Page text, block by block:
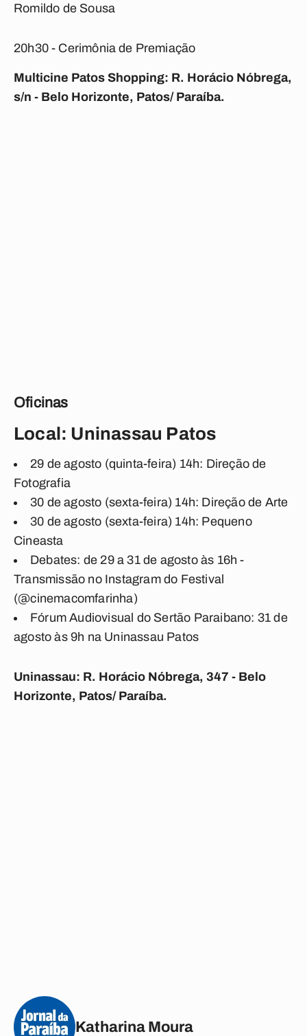
Romildo de Sousa
​20h30 - Cerimônia de Premiação
Multicine Patos Shopping: R. Horácio Nóbrega,
s/n - Belo Horizonte, Patos/ Paraíba.
Oficinas
Local: Uninassau Patos
29 de agosto (quinta-feira) 14h: Direção de
Fotografia
30 de agosto (sexta-feira) 14h: Direção de Arte
30 de agosto (sexta-feira) 14h: Pequeno
Cineasta
Debates: de 29 a 31 de agosto às 16h -
Transmissão no Instagram do Festival
(@cinemacomfarinha)
Fórum Audiovisual do Sertão Paraibano: 31 de
agosto às 9h na Uninassau Patos
Uninassau: R. Horácio Nóbrega, 347 - Belo
Horizonte, Patos/ Paraíba.
Katharina Moura